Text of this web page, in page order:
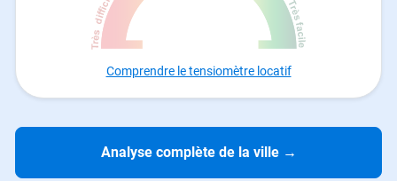
Comprendre le tensiomètre locatif
Analyse complète de la ville →